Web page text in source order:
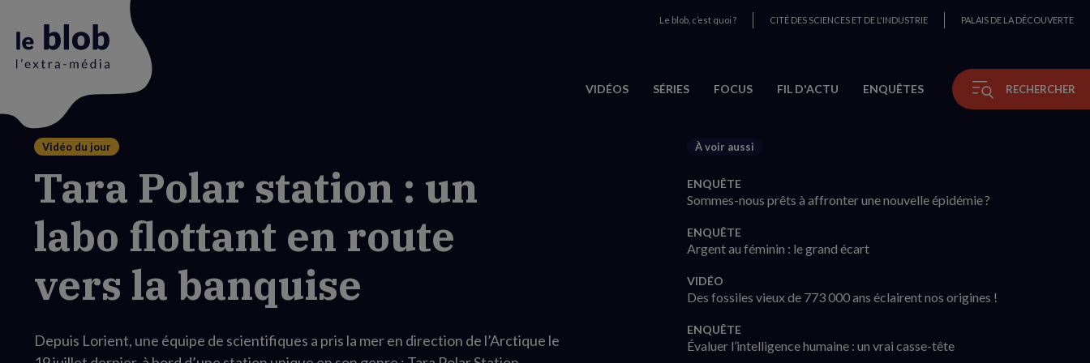
Animation
Le blob, c’est quoi ? CITÉ DES SCIENCES ET DE L'INDUSTRIE PALAIS DE LA DÉCOUVERTE
VIDÉOS SÉRIES FOCUS FIL D'ACTU ENQUÊTES RECHERCHER
Vidéo du jour
Tara Polar station : un
labo flottant en route
vers la banquise
Depuis Lorient, une équipe de scientifiques a pris la mer en direction de l’Arctique le
À voir aussi
ENQUÊTE
Sommes-nous prêts à affronter une nouvelle épidémie ?
ENQUÊTE
Argent au féminin : le grand écart
VIDÉO
Des fossiles vieux de 773 000 ans éclairent nos origines !
ENQUÊTE
Évaluer l’intelligence humaine : un vrai casse-tête